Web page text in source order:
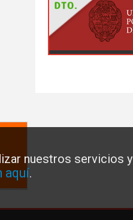
nuestros servicios y
aquí.